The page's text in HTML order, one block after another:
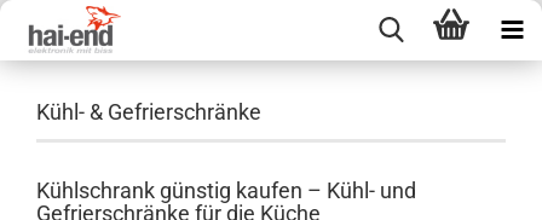
Kühl- & Gefrierschränke
Kühlschrank günstig kaufen – Kühl- und
Gefrierschränke für die Küche